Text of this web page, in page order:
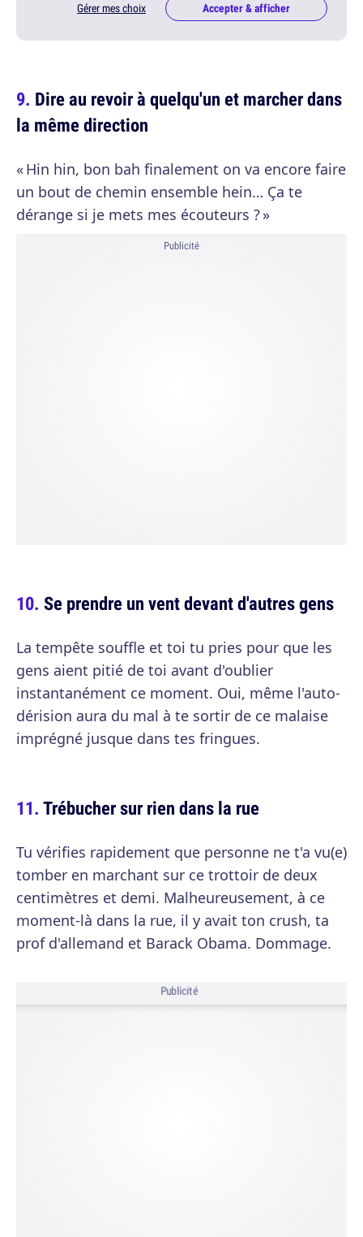
Gérer mes choix Accepter & afficher
Dire au revoir à quelqu'un et marcher dans
la même direction
« Hin hin, bon bah finalement on va encore faire
un bout de chemin ensemble hein… Ça te
dérange si je mets mes écouteurs ? »
Publicité
Se prendre un vent devant d'autres gens
La tempête souffle et toi tu pries pour que les
gens aient pitié de toi avant d'oublier
instantanément ce moment. Oui, même l'auto-
dérision aura du mal à te sortir de ce malaise
imprégné jusque dans tes fringues.
Trébucher sur rien dans la rue
Tu vérifies rapidement que personne ne t'a vu(e)
tomber en marchant sur ce trottoir de deux
centimètres et demi. Malheureusement, à ce
moment-là dans la rue, il y avait ton crush, ta
prof d'allemand et Barack Obama. Dommage.
Publicité